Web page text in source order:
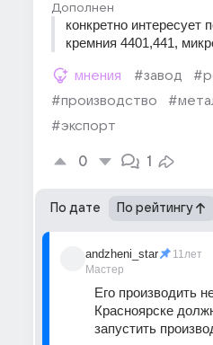
Дополнен
конкретно интересует
кремния 4401,441,
мнения #завод
#производство
#экспорт
0 1
По дате По рейтингу
andzheni_star
Мастер
11лет
Его производить
Красноярске
запустить